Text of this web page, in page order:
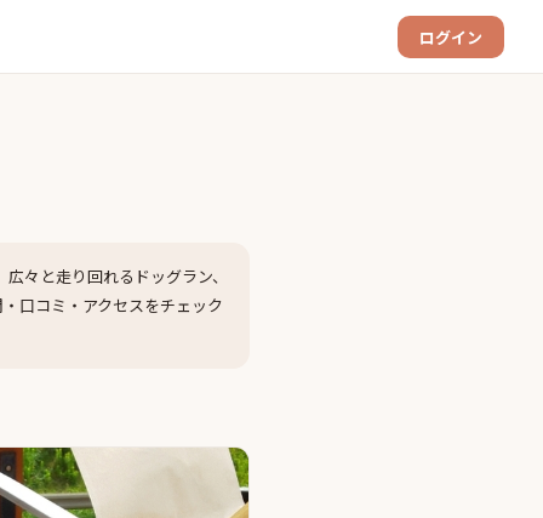
ログイン
々と走り回れるドッグラン、
口コミ・アクセスをチェック